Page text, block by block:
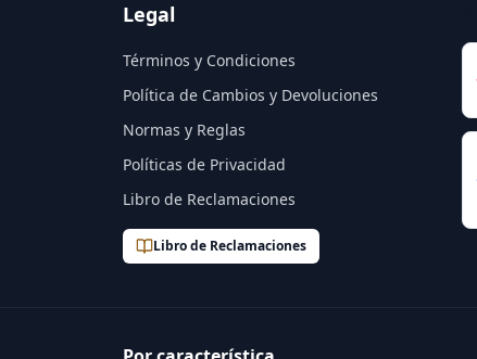
Legal
Términos y Condiciones
Política de Cambios y Devoluciones
Normas y Reglas
Políticas de Privacidad
Libro de Reclamaciones
Libro de Reclamaciones